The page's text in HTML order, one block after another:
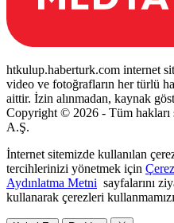
htkulup.haberturk.com internet
video ve fotoğrafların her türlü
aittir. İzin alınmadan, kaynak
Copyright © 2026 - Tüm hakları
A.Ş.
İnternet sitemizde kullanılan
tercihlerinizi yönetmek için
Aydınlatma Metni sayfalarını
kullanarak çerezleri